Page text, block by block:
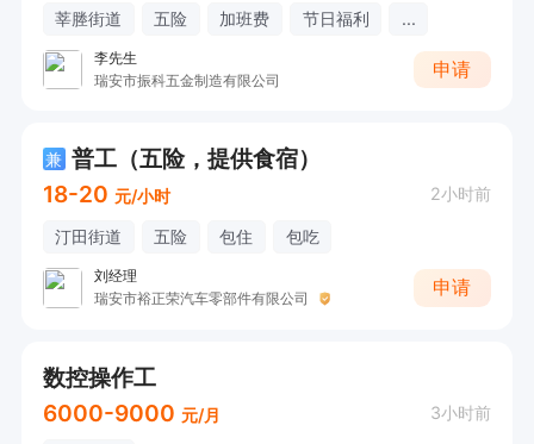
莘塍街道 五险 加班费 节日福利 ...
李先生
瑞安市振科五金制造有限公司
申请
兼 普工（五险，提供食宿）
18-20 元/小时 2小时前
汀田街道 五险 包住 包吃
刘经理
瑞安市裕正荣汽车零部件有限公司
申请
数控操作工
6000-9000 元/月 3小时前